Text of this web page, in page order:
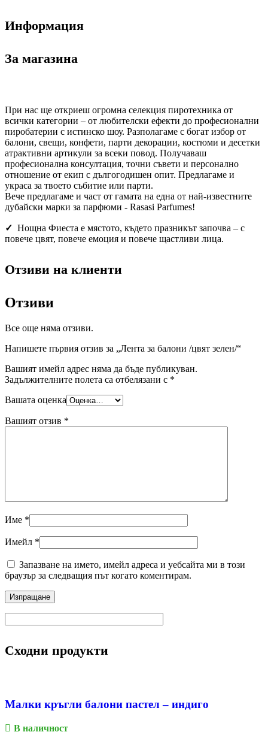
Информация
За магазина
При нас ще откриеш огромна селекция пиротехника от
всички категории – от любителски ефекти до професионални
пиробатерии с истинско шоу. Разполагаме с богат избор от
балони, свещи, конфети, парти декорации, костюми и десетки
атрактивни артикули за всеки повод. Получаваш
професионална консултация, точни съвети и персонално
отношение от екип с дългогодишен опит. Предлагаме и
украса за твоето събитие или парти.
Вече предлагаме и част от гамата на една от най-известните
дубайски марки за парфюми - Rasasi Parfumes!
✓ Нощна Фиеста е мястото, където празникът започва – с
повече цвят, повече емоция и повече щастливи лица.
Отзиви на клиенти
Отзиви
Все още няма отзиви.
Напишете първия отзив за „Лента за балони /цвят зелен/“
Вашият имейл адрес няма да бъде публикуван.
Задължителните полета са отбелязани с *
Вашата оценка
Вашият отзив *
Име *
Имейл *
Запазване на името, имейл адреса и уебсайта ми в този
браузър за следващия път когато коментирам.
Сходни продукти
Малки кръгли балони пастел – индиго
В наличност